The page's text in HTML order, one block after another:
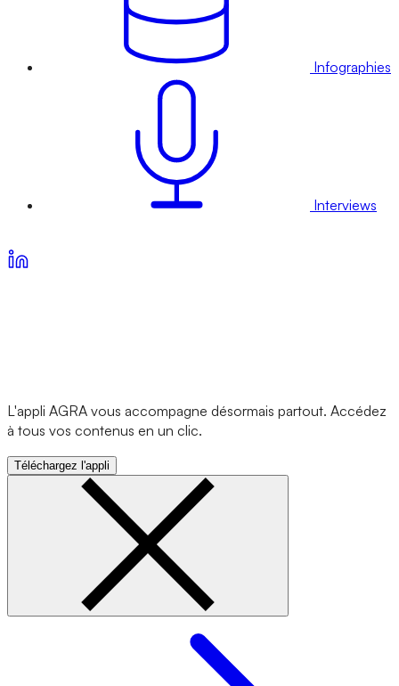
Infographies
Interviews
L'appli AGRA vous accompagne désormais partout. Accédez
à tous vos contenus en un clic.
Téléchargez l'appli